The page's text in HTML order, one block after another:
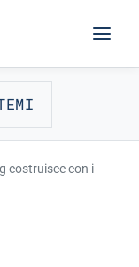
costruisce con i